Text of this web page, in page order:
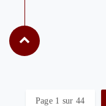
Page 1 sur 44